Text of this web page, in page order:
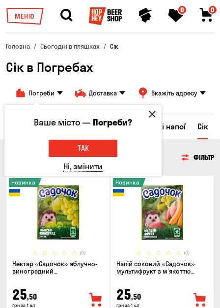
МЕНЮ
0 0
Головна Сьогодні в пляшках Сік
Сік в Погребах
Погреби Доставка Вкажіть адресу
Вода Енергетичні напої Солодкі напої Сік
ФІЛЬТР
(0)
Новинка
Нектар «Садочок» яблучно-
виноградний
25,50
грн за 1 шт
(0)
Новинка
Напій соковий «Садочок»
мультифрукт з м'якоттю
25,50
грн за 1 шт
Ваше місто —Погреби?
ТАК
Ні, змінити